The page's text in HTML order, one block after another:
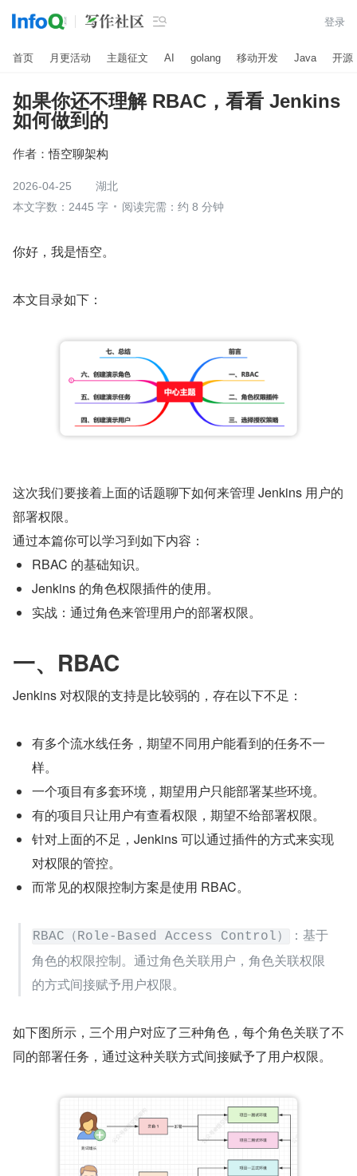
 登录
首页 月更活动 主题征文 AI golang 移动开发 Java 开源
如果你还不理解 RBAC，看看 Jenkins
如何做到的
作者： 悟空聊架构
2026-04-25
湖北
本文字数：2445 字
阅读完需：约 8 分钟
你好，我是悟空。
本文目录如下：
这次我们要接着上面的话题聊下如何来管理 Jenkins 用户的
部署权限。
通过本篇你可以学习到如下内容：
RBAC 的基础知识。
Jenkins 的角色权限插件的使用。
实战：通过角色来管理用户的部署权限。
一、RBAC
Jenkins 对权限的支持是比较弱的，存在以下不足：
有多个流水线任务，期望不同用户能看到的任务不一
样。
一个项目有多套环境，期望用户只能部署某些环境。
有的项目只让用户有查看权限，期望不给部署权限。
针对上面的不足，Jenkins 可以通过插件的方式来实现
对权限的管控。
而常见的权限控制方案是使用 RBAC。
RBAC（Role-Based Access Control）
：基于
角色的权限控制。通过角色关联用户，角色关联权限
的方式间接赋予用户权限。
如下图所示，三个用户对应了三种角色，每个角色关联了不
同的部署任务，通过这种关联方式间接赋予了用户权限。